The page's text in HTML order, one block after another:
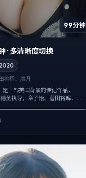
99分钟
· 多清晰度切换
2020
将晖、廖凡
是一部美国背景的传记作品，
圣执导，章子怡、菅田将晖、廖